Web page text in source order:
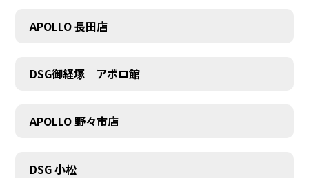
APOLLO 長田店
DSG御経塚 アポロ館
APOLLO 野々市店
DSG 小松